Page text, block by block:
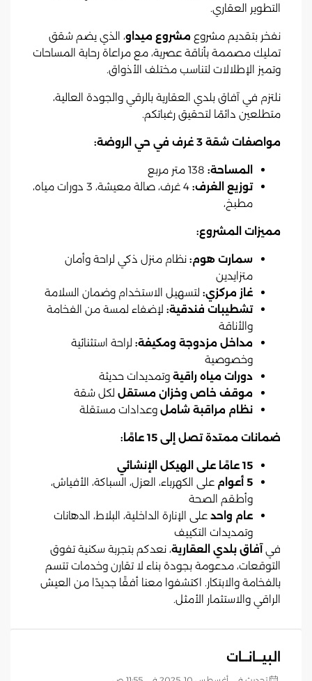
التطوير العقاري.
نفخر بتقديم مشروع مشروع ميداو، الذي يضم شقق
تمليك مصممة بأناقة عصرية، مع مراعاة رحابة المساحات
وتميز الإطلالات لتناسب مختلف الأذواق.
نلتزم في آفاق بلدي العقارية بالرقي والجودة العالية،
متطلعين دائمًا لتحقيق رغباتكم.
مواصفات شقة 3 غرف في حي الروضة:
المساحة:
توزيع الغرف:
4 غرف، صالة معيشة، 3 دورات مياه،
مطبخ،
مميزات المشروع:
سمارت هوم: نظام منزل ذكي لراحة وأمان
متزايدين
غاز مركزي: لتسهيل الاستخدام وضمان السلامة
تشطيبات فندقية: لإضفاء لمسة من الفخامة
والأناقة
مداخل مزدوجة ومكيفة: لراحة استثنائية
وخصوصية
دورات مياه راقية وتمديدات حديثة
موقف خاص وخزان مستقل لكل شقة
نظام مراقبة شامل وعدادات مستقلة
ضمانات ممتدة تصل إلى 15 عامًا:
15 عامًا على الهيكل الإنشائي
5 أعوام
على الكهرباء، العزل، السباكة، الأفياش،
وأطقم الصحة
عام واحد على الإنارة الداخلية، البلاط، الدهانات
وتمديدات التكييف
فيآفاق بلدي العقارية، نعدكم بتجربة سكنية تفوق
التوقعات، مدعومة بجودة بناء لا تقارن وخدمات تتسم
بالفخامة والابتكار. اكتشفوا معنا أفقًا جديدًا من العيش
الراقي والاستثمار الأمثل.
البيــانــات